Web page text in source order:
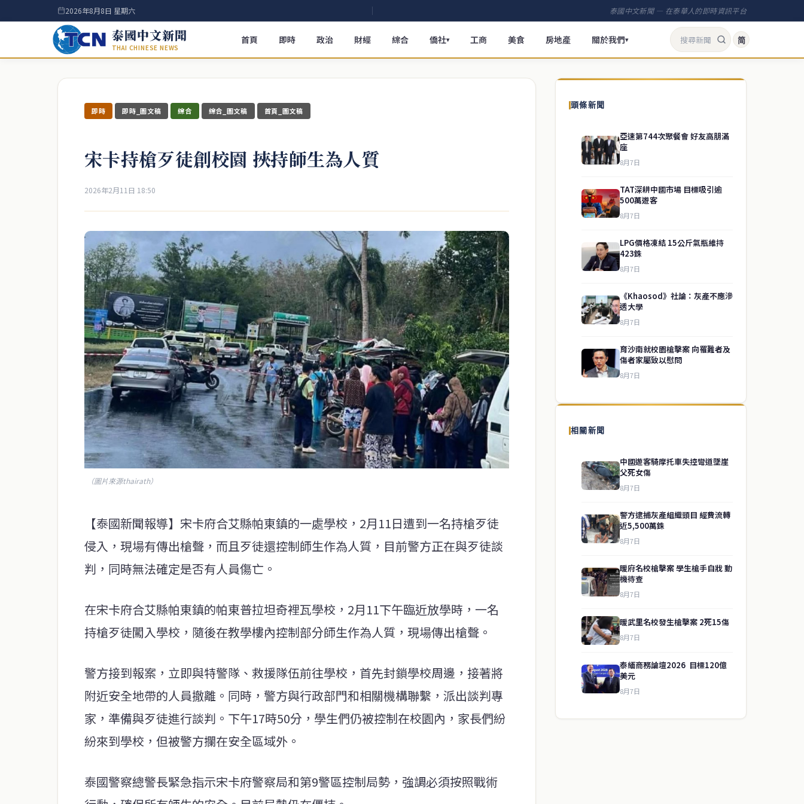
2026年8月8日 星期六 泰國中文新聞 — 在泰華人的即時資訊平台
泰國中文新聞
THAI CHINESE NEWS
首頁 即時 政治 財經 綜合 僑社▾ 工商 美食 房地產 關於我們▾ 简
即時 即時_圖文稿 綜合 綜合_圖文稿 首頁_圖文稿
宋卡持槍歹徒創校園 挾持師生為人質
2026年2月11日 18:50
（圖片來源thairath）
【泰國新聞報導】宋卡府合艾縣帕東鎮的一處學校，2月11日遭到一名持槍歹徒
侵入，現場有傳出槍聲，而且歹徒還控制師生作為人質，目前警方正在與歹徒談
判，同時無法確定是否有人員傷亡。
在宋卡府合艾縣帕東鎮的帕東普拉坦奇裡瓦學校，2月11下午臨近放學時，一名
持槍歹徒闖入學校，隨後在教學樓內控制部分師生作為人質，現場傳出槍聲。
警方接到報案，立即與特警隊、救援隊伍前往學校，首先封鎖學校周邊，接著將
附近安全地帶的人員撤離。同時，警方與行政部門和相關機構聯繫，派出談判專
家，準備與歹徒進行談判。下午17時50分，學生們仍被控制在校園內，家長們紛
紛來到學校，但被警方攔在安全區域外。
泰國警察總警長緊急指示宋卡府警察局和第9警區控制局勢，強調必須按照戰術
頭條新聞
亞速第744次聚餐會 好友高朋滿
座
8月7日
TAT深耕中國市場 目標吸引逾
500萬遊客
8月7日
LPG價格凍結 15公斤氣瓶維持
423銖
8月7日
《Khaosod》社論：灰產不應滲
透大學
8月7日
育沙南就校園槍擊案 向罹難者及
傷者家屬致以慰問
8月7日
相關新聞
中國遊客騎摩托車失控彎道墜崖
父死女傷
8月7日
警方逮捕灰產組織頭目 經費流轉
近5,500萬銖
8月7日
暖府名校槍擊案 學生槍手自戕 動
機待查
8月7日
暖武里名校發生槍擊案 2死15傷
8月7日
泰緬商務論壇2026 目標120億
美元
8月7日